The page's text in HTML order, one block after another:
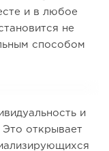
и в любое
не
способом
и
открывает